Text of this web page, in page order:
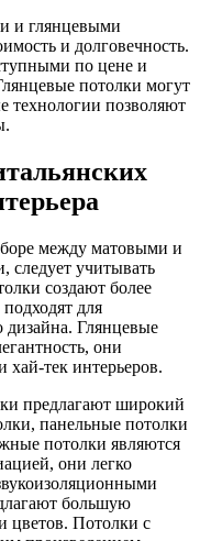
и глянцевыми
и долговечность.
по цене и
потолки могут
технологии позволяют
между матовыми и
следует учитывать
создают более
для
дизайна. Глянцевые
они
хай-тек интерьеров.
предлагают широкий
панельные потолки
потолки являются
они легко
большую
цветов. Потолки с